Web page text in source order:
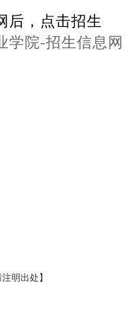
后，点击招生
学院-招生信息网
明出处】